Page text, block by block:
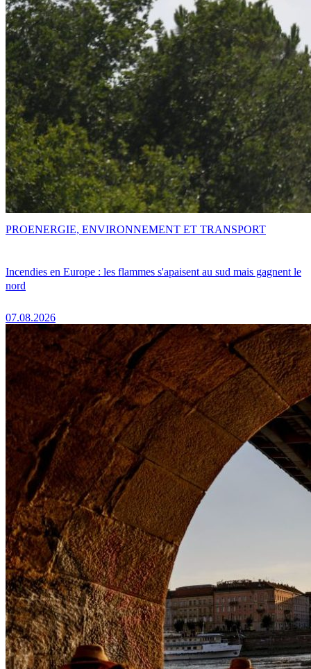
Incendies en Europe : les flammes s'apaisent au sud mais gagnent le
nord
07.08.2026
PROENERGIE, ENVIRONNEMENT ET TRANSPORT